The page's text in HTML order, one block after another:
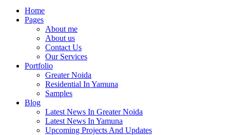
Home
Pages
About me
About us
Contact Us
Our Services
Portfolio
Greater Noida
Residential In Yamuna
Samples
Blog
Latest News In Greater Noida
Latest News In Yamuna
Upcoming Projects And Updates